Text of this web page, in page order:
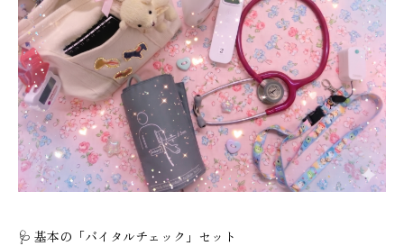
🩺 基本の「バイタルチェック」セット